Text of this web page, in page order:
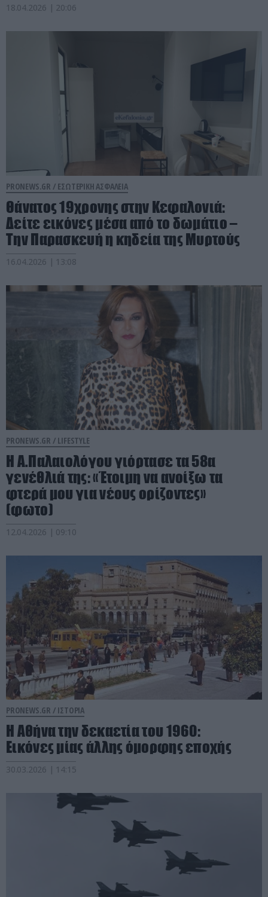
18.04.2026 | 20:06
PRONEWS.GR / ΕΣΩΤΕΡΙΚΗ ΑΣΦΑΛΕΙΑ
Θάνατος 19χρονης στην Κεφαλονιά:
Δείτε εικόνες μέσα από το δωμάτιο –
Την Παρασκευή η κηδεία της Μυρτούς
16.04.2026 | 13:08
PRONEWS.GR / LIFESTYLE
Η Α.Παλαιολόγου γιόρτασε τα 58α
γενέθλιά της: «Έτοιμη να ανοίξω τα
φτερά μου για νέους ορίζοντες»
(φωτο)
12.04.2026 | 09:10
PRONEWS.GR / ΙΣΤΟΡΙΑ
Η Αθήνα την δεκαετία του 1960:
Εικόνες μίας άλλης όμορφης εποχής
30.03.2026 | 14:15